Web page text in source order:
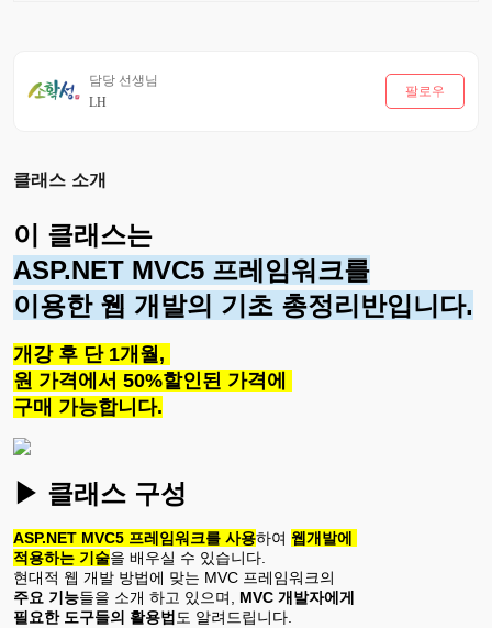
담당 선생님
LH
팔로우
클래스 소개
이 클래스는
ASP.NET MVC5 프레임워크를
이용한 웹 개발의 기초 총정리반입니다.
개강 후 단 1개월,
원 가격에서 50%할인된 가격에
구매 가능합니다.
▶ 클래스 구성
ASP.NET MVC5 프레임워크를 사용하여 웹개발에
적용하는 기술을 배우실 수 있습니다.
현대적 웹 개발 방법에 맞는 MVC 프레임워크의
주요 기능들을 소개 하고 있으며, MVC 개발자에게
필요한 도구들의 활용법 도 알려드립니다.